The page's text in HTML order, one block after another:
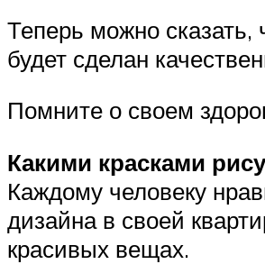
Теперь можно
будет сделан
Помните о своем
Какими красками
Каждому человеку
дизайна в своей
красивых вещах.